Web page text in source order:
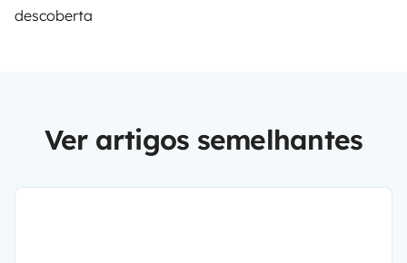
descoberta
Ver artigos semelhantes